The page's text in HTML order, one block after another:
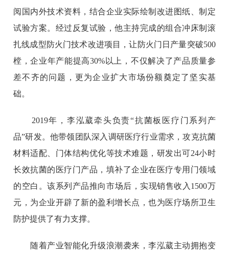
阅国内外技术资料，结合企业实际绘制改进图纸、制定
试验方案。经过反复试验，他主持完成的组合冲床制滚
扎线成型防火门技术改进项目，让防火门日产量突破500
樘，企业年产能提高30%以上，不仅解决了产品质量参
差不齐的问题，更为企业扩大市场份额奠定了坚实基
础。
2019年，李泓葳牵头负责“抗菌板医疗门系列产
品”研发。他带领团队深入调研医疗行业需求，攻克抗菌
材料适配、门体结构优化等技术难题，研发出可24小时
长效抗菌的医疗门产品，填补了企业在医疗专用门领域
的空白。该系列产品推向市场后，实现销售收入1500万
元，为企业开辟了新的盈利增长点，也为医疗场所卫生
防护提供了有力支撑。
随着产业智能化升级浪潮袭来，李泓葳主动拥抱变